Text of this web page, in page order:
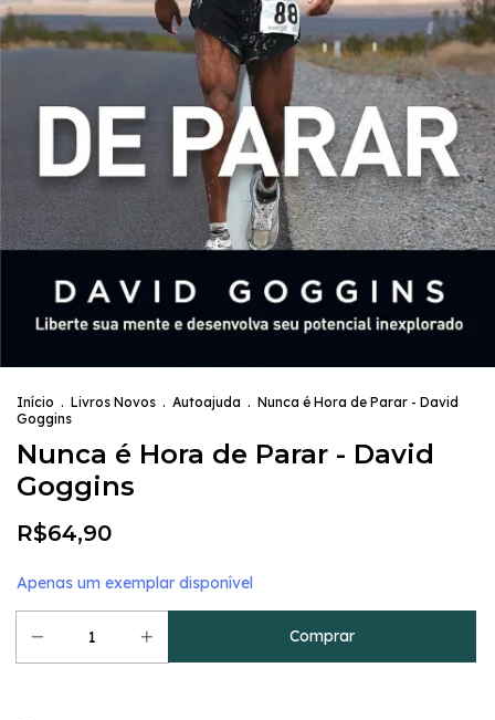
Início . Livros Novos . Autoajuda . Nunca é Hora de Parar - David
Goggins
Nunca é Hora de Parar - David
Goggins
R$64,90
Apenas um exemplar disponível